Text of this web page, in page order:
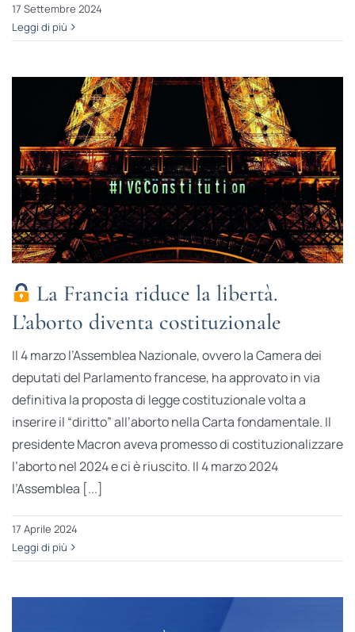
17 Settembre 2024
Leggi di più
La Francia riduce la libertà.
L’aborto diventa costituzionale
Il 4 marzo l’Assemblea Nazionale, ovvero la Camera dei
deputati del Parlamento francese, ha approvato in via
definitiva la proposta di legge costituzionale volta a
inserire il “diritto” all’aborto nella Carta fondamentale. Il
presidente Macron aveva promesso di costituzionalizzare
l’aborto nel 2024 e ci è riuscito. Il 4 marzo 2024
l’Assemblea [...]
17 Aprile 2024
Leggi di più